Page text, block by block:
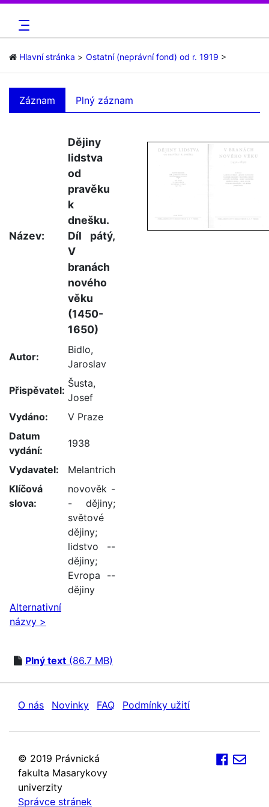
Hlavní stránka Ostatní (neprávní fond) od r. 1919
Záznam Plný záznam
Název:
Dějiny
lidstva
od
pravěku
k
dnešku.
Díl pátý,
V
branách
nového
věku
(1450-
1650)
Autor:
Bidlo,
Jaroslav
Přispěvatel:
Šusta,
Josef
Vydáno:
V Praze
Datum
vydání:
1938
Vydavatel:
Melantrich
Klíčová
slova:
novověk -
- dějiny;
světové
dějiny;
lidstvo --
dějiny;
Evropa --
dějiny
Alternativní
názvy >
Plný text (86.7 MB)
O nás Novinky FAQ Podmínky užití
© 2019 Právnická
fakulta Masarykovy
univerzity
Správce stránek